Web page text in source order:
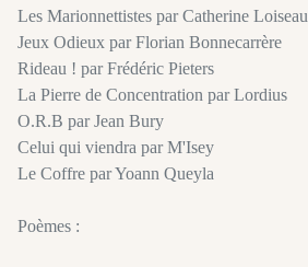
Les Marionnettistes par Catherine Loiseau
Jeux Odieux par Florian Bonnecarrère
Rideau ! par Frédéric Pieters
La Pierre de Concentration par Lordius
O.R.B par Jean Bury
Celui qui viendra par M'Isey
Le Coffre par Yoann Queyla
Poèmes :